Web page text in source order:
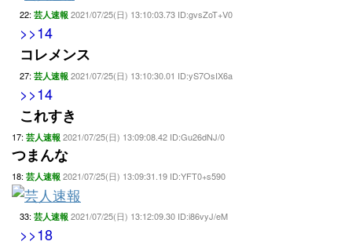
22: 芸人速報 2021/07/25(日) 13:10:03.73 ID:gvsZoT+V0
>>14
コレメンス
27: 芸人速報 2021/07/25(日) 13:10:30.01 ID:yS7OsIX6a
>>14
これすき
17: 芸人速報 2021/07/25(日) 13:09:08.42 ID:Gu26dNJ/0
つまんな
18: 芸人速報 2021/07/25(日) 13:09:31.19 ID:YFT0+s590
33: 芸人速報 2021/07/25(日) 13:12:09.30 ID:i86vyJ/eM
>>18